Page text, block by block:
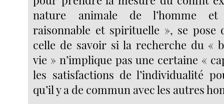
nature animale de l’homme
raisonnable et spirituelle », se pose
celle de savoir si la recherche du «
vie » n’implique pas une certaine «
les satisfactions de l’individualité
qu’il y a de commun avec les autres